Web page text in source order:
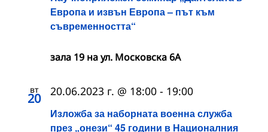
Европа и извън Европа – път към
съвременността“
зала 19 на ул. Московска 6А
вт
20
Изложба за наборната военна служба
през „онези“ 45 години в Националния
20.06.2023 г. @ 18:00 - 19:00